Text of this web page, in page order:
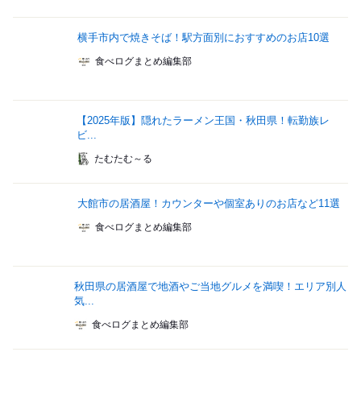
横手市内で焼きそば！駅方面別におすすめのお店10選
食べログまとめ編集部
【2025年版】隠れたラーメン王国・秋田県！転勤族レ
ビ...
たむたむ～る
大館市の居酒屋！カウンターや個室ありのお店など11選
食べログまとめ編集部
秋田県の居酒屋で地酒やご当地グルメを満喫！エリア別人
気...
食べログまとめ編集部